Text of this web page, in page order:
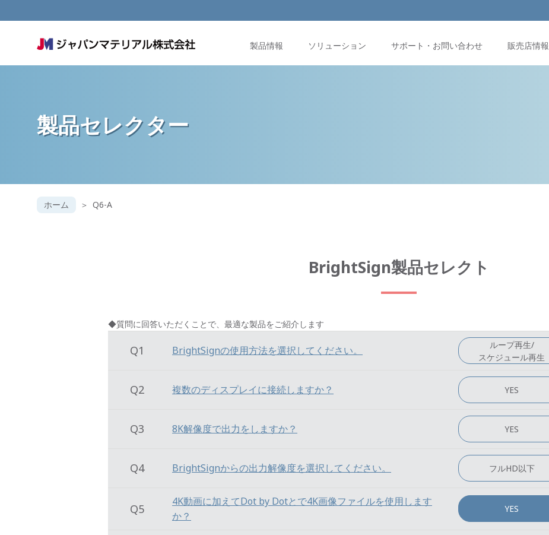
製品情報 ソリューション サポート・お問い合わせ 販売店情報
製品セレクター
ホーム Q6-A
BrightSign製品セレクト
◆質問に回答いただくことで、最適な製品をご紹介します
Q1 BrightSignの使用方法を選択してください。
ループ再生/
スケジュール再生
Q2 複数のディスプレイに接続しますか？ YES
Q3 8K解像度で出力をしますか？ YES
Q4 BrightSignからの出力解像度を選択してください。 フルHD以下
Q5
4K動画に加えてDot by Dotとで4K画像ファイルを使用します
か？
YES